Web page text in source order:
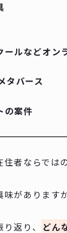
ールなどオン
タバース
の案件
者ならでは
があります
返り、 どん